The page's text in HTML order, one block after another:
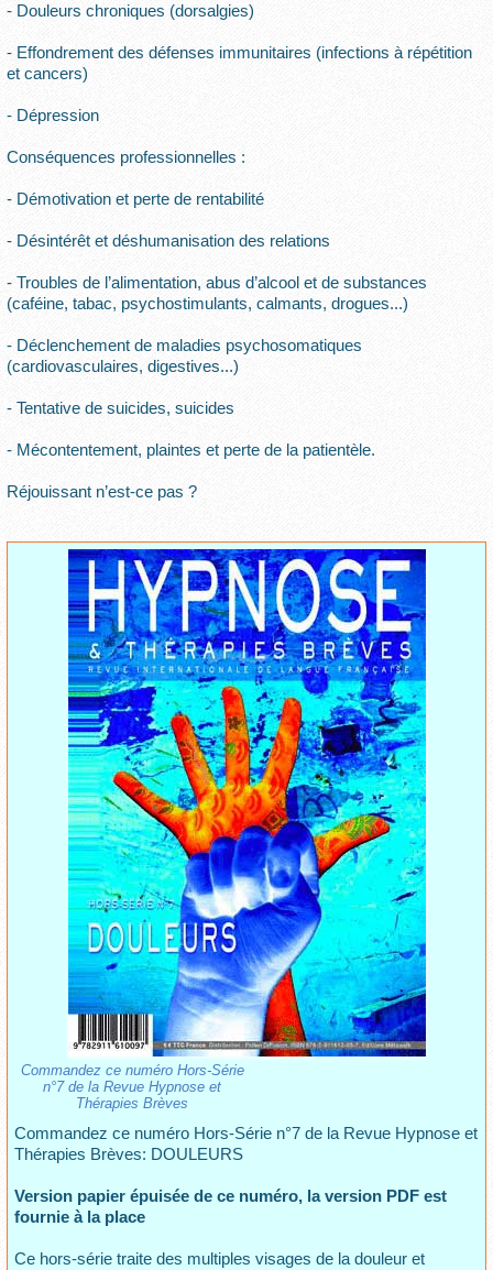
- Douleurs chroniques (dorsalgies)
- Effondrement des défenses immunitaires (infections à répétition
et cancers)
- Dépression
Conséquences professionnelles :
- Démotivation et perte de rentabilité
- Désintérêt et déshumanisation des relations
- Troubles de l’alimentation, abus d’alcool et de substances
(caféine, tabac, psychostimulants, calmants, drogues...)
- Déclenchement de maladies psychosomatiques
(cardiovasculaires, digestives...)
- Tentative de suicides, suicides
- Mécontentement, plaintes et perte de la patientèle.
Réjouissant n’est-ce pas ?
Commandez ce numéro Hors-Série
n°7 de la Revue Hypnose et
Thérapies Brèves
Commandez ce numéro Hors-Série n°7 de la Revue Hypnose et
Thérapies Brèves: DOULEURS
Version papier épuisée de ce numéro, la version PDF est
fournie à la place
Ce hors-série traite des multiples visages de la douleur et